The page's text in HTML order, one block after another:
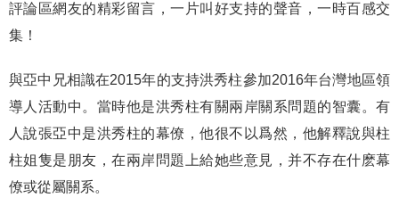
評論區網友的精彩留言，一片叫好支持的聲音，一時百感交
集！
與亞中兄相識在2015年的支持洪秀柱參加2016年台灣地區領
導人活動中。當時他是洪秀柱有關兩岸關系問題的智囊。有
人說張亞中是洪秀柱的幕僚，他很不以爲然，他解釋說與柱
柱姐隻是朋友，在兩岸問題上給她些意見，并不存在什麽幕
僚或從屬關系。